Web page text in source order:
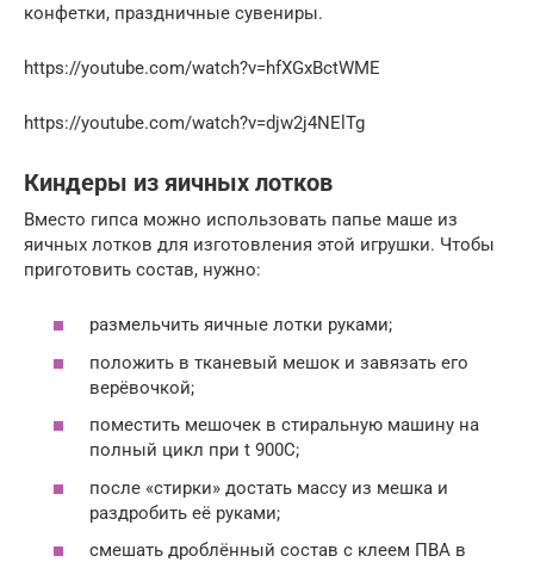
конфетки, праздничные сувениры.
https://youtube.com/watch?v=hfXGxBctWME
https://youtube.com/watch?v=djw2j4NElTg
Киндеры из яичных лотков
Вместо гипса можно использовать папье маше из
яичных лотков для изготовления этой игрушки. Чтобы
приготовить состав, нужно:
размельчить яичные лотки руками;
положить в тканевый мешок и завязать его
верёвочкой;
поместить мешочек в стиральную машину на
полный цикл при t 900С;
после «стирки» достать массу из мешка и
раздробить её руками;
смешать дроблённый состав с клеем ПВА в